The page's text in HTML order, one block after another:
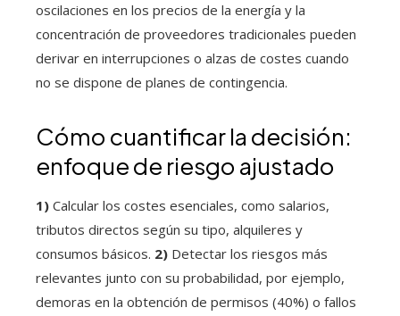
oscilaciones en los precios de la energía y la
concentración de proveedores tradicionales pueden
derivar en interrupciones o alzas de costes cuando
no se dispone de planes de contingencia.
Cómo cuantificar la decisión:
enfoque de riesgo ajustado
1) Calcular los costes esenciales, como salarios,
tributos directos según su tipo, alquileres y
consumos básicos. 2) Detectar los riesgos más
relevantes junto con su probabilidad, por ejemplo,
demoras en la obtención de permisos (40%) o fallos